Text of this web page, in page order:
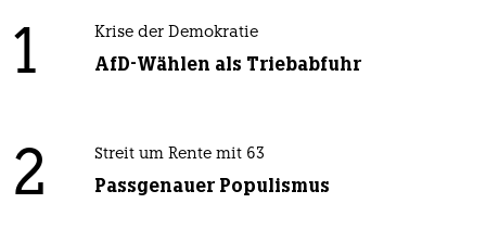
1 Krise der Demokratie
AfD-Wählen als Triebabfuhr
2 Streit um Rente mit 63
Passgenauer Populismus